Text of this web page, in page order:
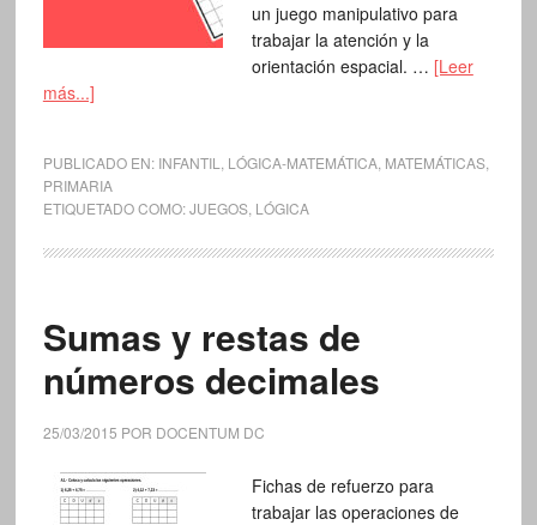
un juego manipulativo para
trabajar la atención y la
orientación espacial. … [Leer
más...]
PUBLICADO EN: INFANTIL LÓGICA-MATEMÁTICA, MATEMÁTICAS,
PRIMARIA
ETIQUETADO COMO:JUEGOS, LÓGICA
Sumas y restas de
números decimales
25/03/2015 POR DOCENTUM DC
Fichas de refuerzo para
trabajar las operaciones de